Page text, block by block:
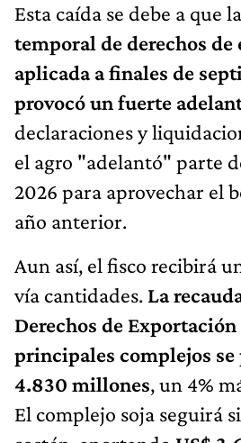
Esta caída se debe a que la
temporal de derechos
aplicada a finales de
provocó un fuerte
declaraciones y
el agro "adelantó" parte
2026 para aprovechar el
año anterior.
Aun así, el fisco recibirá
vía cantidades. La
Derechos de
principales complejos se
4.830 millones, un 4%
El complejo soja seguirá